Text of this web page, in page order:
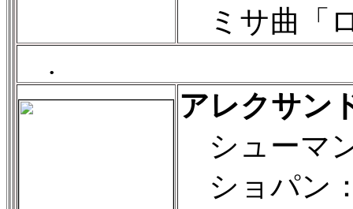
ミサ曲「
.
アレクサン
シューマ
ショパン